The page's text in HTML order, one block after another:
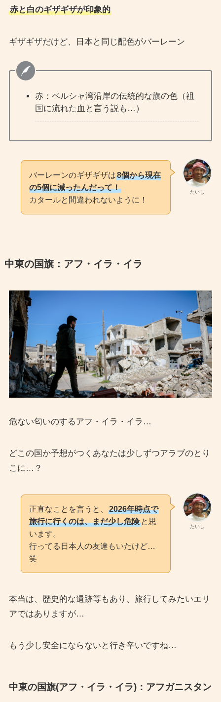
赤と白のギザギザが印象的
ギザギザだけど、日本と同じ配色がバーレーン
赤：ペルシャ湾沿岸の伝統的な旗の色（祖
国に流れた血と言う説も…）
たいし
バーレーンのギザギザは8個から現在
の5個に減ったんだって！
カタールと間違われないように！
中東の国旗：アフ・イラ・イラ
危ない匂いのするアフ・イラ・イラ…
どこの国か予想がつくあなたは少しずつアラブのとり
こに…？
たいし
正直なことを言うと、2026年時点で
旅行に行くのは、まだ少し危険 と思
います。
行ってる日本人の友達もいたけど…
笑
本当は、歴史的な遺跡等もあり、旅行してみたいエリ
アではありますが…
もう少し安全にならないと行き辛いですね…
中東の国旗(アフ・イラ・イラ)：アフガニスタン